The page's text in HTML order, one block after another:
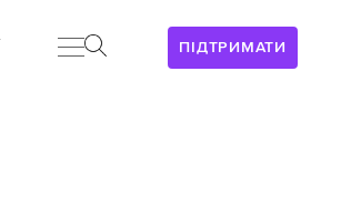
ПІДТРИМАТИ